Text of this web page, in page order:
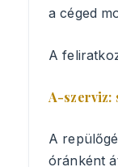
a céged
A
A-szerviz:
A
óránként